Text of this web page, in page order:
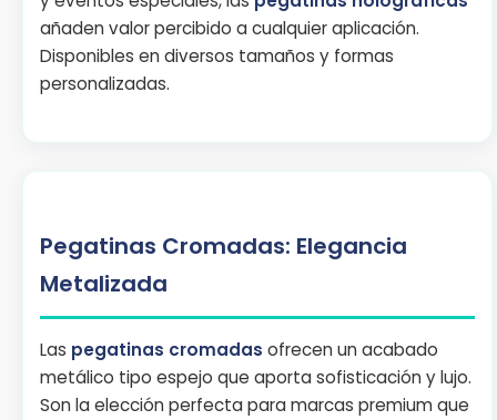
añaden valor percibido a cualquier aplicación.
Disponibles en diversos tamaños y formas
personalizadas.
Pegatinas Cromadas: Elegancia
Metalizada
Las pegatinas cromadas ofrecen un acabado
metálico tipo espejo que aporta sofisticación y lujo.
Son la elección perfecta para marcas premium que